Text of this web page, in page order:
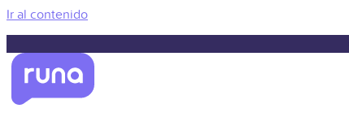
Ir al contenido